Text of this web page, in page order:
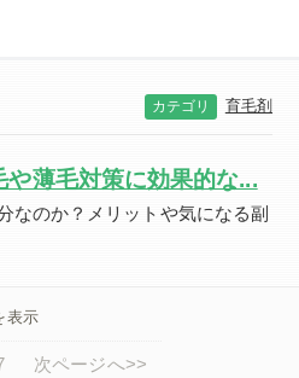
カテゴリ 育毛剤
薄毛対策に効果的な...
なのか？メリットや気になる副
表示
次ページへ>>